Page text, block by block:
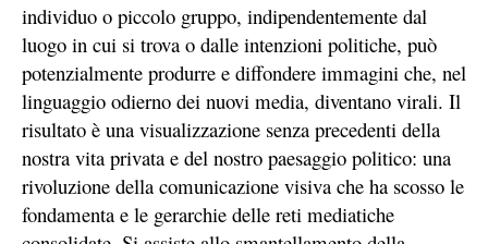
individuo o piccolo gruppo, indipendentemente dal
luogo in cui si trova o dalle intenzioni politiche, può
potenzialmente produrre e diffondere immagini che, nel
linguaggio odierno dei nuovi media, diventano virali. Il
risultato è una visualizzazione senza precedenti della
nostra vita privata e del nostro paesaggio politico: una
rivoluzione della comunicazione visiva che ha scosso le
fondamenta e le gerarchie delle reti mediatiche